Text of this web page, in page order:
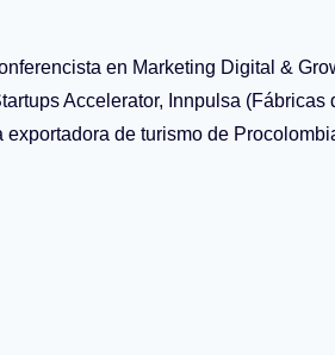
en Marketing Digital &
Accelerator, Innpulsa
exportadora de turismo de